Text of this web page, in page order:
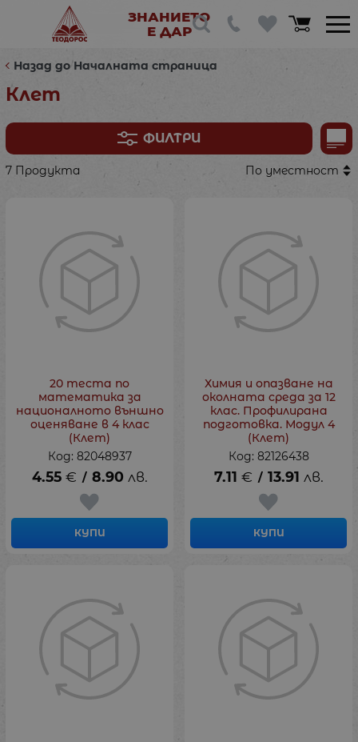
ЗНАНИЕТО
Е ДАР
Назад до Началната страница
Клет
ФИЛТРИ
7 Продукта По уместност
20 теста по
математика за
националното външно
оценяване в 4 клас
(Клет)
Код: 82048937
4.55 € / 8.90 лв.
КУПИ
Химия и опазване на
околната среда за 12
клас. Профилирана
подготовка. Модул 4
(Клет)
Код: 82126438
7.11 € / 13.91 лв.
КУПИ